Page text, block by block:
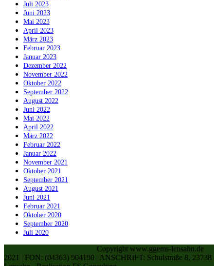
Juli 2023
Juni 2023
Mai 2023
April 2023
März 2023
Februar 2023
Januar 2023
Dezember 2022
November 2022
Oktober 2022
September 2022
August 2022
Juni 2022
Mai 2022
April 2022
März 2022
Februar 2022
Januar 2022
November 2021
Oktober 2021
September 2021
August 2021
Juni 2021
Februar 2021
Oktober 2020
September 2020
Juli 2020